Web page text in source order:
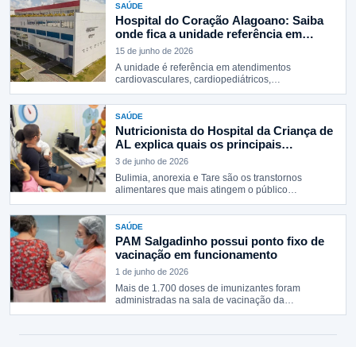
SAÚDE
Hospital do Coração Alagoano: Saiba
onde fica a unidade referência em
cardiologia de alta complexidade
15 de junho de 2026
A unidade é referência em atendimentos
cardiovasculares, cardiopediátricos,
hemodinâmica e transplantes pelo SUS…
SAÚDE
Nutricionista do Hospital da Criança de
AL explica quais os principais
transtornos alimentares na infância
3 de junho de 2026
Bulimia, anorexia e Tare são os transtornos
alimentares que mais atingem o público…
SAÚDE
PAM Salgadinho possui ponto fixo de
vacinação em funcionamento
1 de junho de 2026
Mais de 1.700 doses de imunizantes foram
administradas na sala de vacinação da…